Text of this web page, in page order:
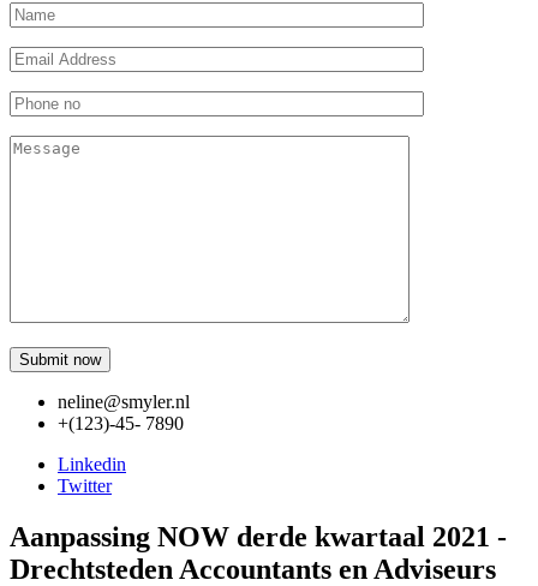
neline@smyler.nl
+(123)-45- 7890
Linkedin
Twitter
Aanpassing NOW derde kwartaal 2021 -
Drechtsteden Accountants en Adviseurs